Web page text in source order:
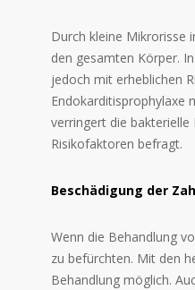
Durch kleine Mikrorisse
den gesamten Körper.
jedoch mit erheblichen
Endokarditisprophylaxe
verringert die
Risikofaktoren befragt.
Beschädigung der
Wenn die Behandlung
zu befürchten. Mit den
Behandlung möglich.